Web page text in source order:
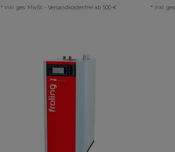
* inkl. ges. MwSt.- Versandkostenfrei ab 500 € * inkl.